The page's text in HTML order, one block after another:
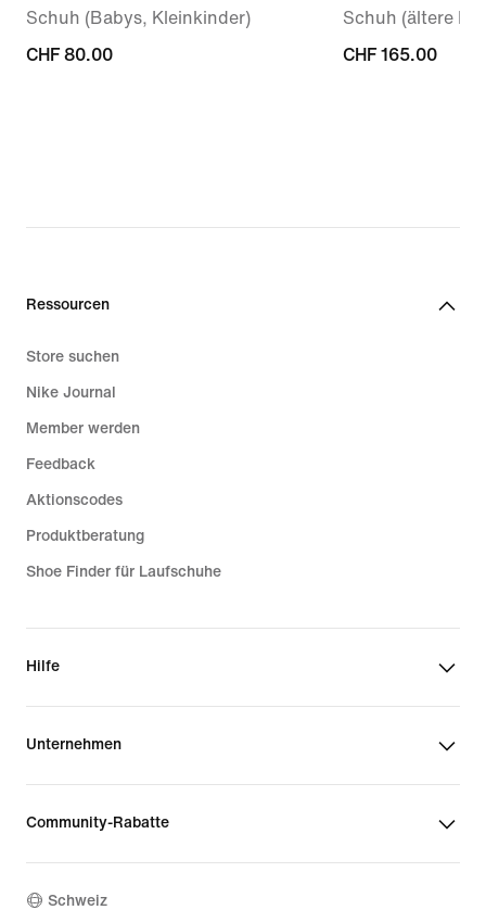
Schuh (Babys, Kleinkinder)
CHF 80.00
CHF 80.00
Schuh (ältere
CHF 165.00
CHF 165.00
Ressourcen
Store suchen
Nike Journal
Member werden
Feedback
Aktionscodes
Produktberatung
Shoe Finder für Laufschuhe
Hilfe
Unternehmen
Community-Rabatte
Schweiz